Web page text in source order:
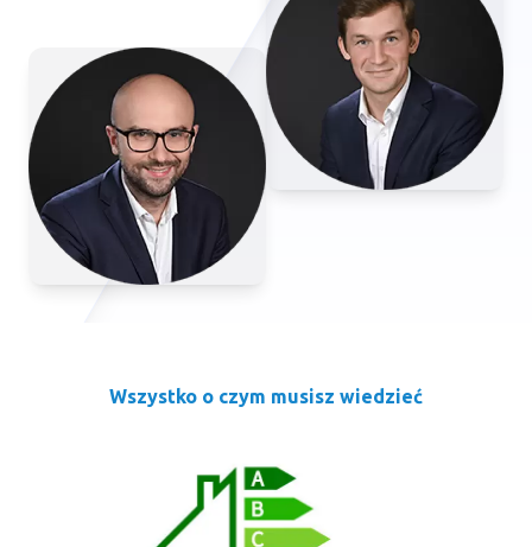
Wszystko o czym musisz wiedzieć